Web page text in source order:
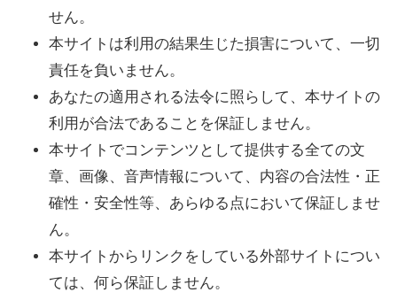
せん。
本サイトは利用の結果生じた損害について、一切
責任を負いません。
あなたの適用される法令に照らして、本サイトの
利用が合法であることを保証しません。
本サイトでコンテンツとして提供する全ての文
章、画像、音声情報について、内容の合法性・正
確性・安全性等、あらゆる点において保証しませ
ん。
本サイトからリンクをしている外部サイトについ
ては、何ら保証しません。